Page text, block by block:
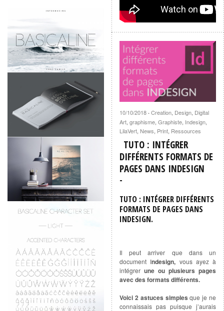
10/10/2018 · Creation, Design, Digital
Art, graphisme, Graphiste, Indesign,
LilaVert, News, Print, Ressources
TUTO : INTÉGRER
DIFFÉRENTS FORMATS DE
PAGES DANS INDESIGN
TUTO : INTÉGRER DIFFÉRENTS
FORMATS DE PAGES DANS
INDESIGN.
Il peut arriver que dans un
document Indesign, vous ayez à
intégrer une ou plusieurs pages
avec des formats différents.
Voici 2 astuces simples que je ne
connaissais pas puisque j’aurais